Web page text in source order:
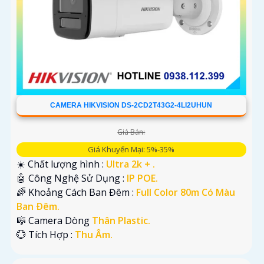
CAMERA HIKVISION DS-2CD2T43G2-4LI2UHUN
Giá Bán:
Giá Khuyến Mại: 5%-35%
☀️ Chất lượng hình : Ultra 2k + .
🤖️ Công Nghệ Sử Dụng : IP POE.
🌈 Khoảng Cách Ban Đêm : Full Color 80m Có Màu
Ban Ðêm.
🎼️ Camera Dòng Thân Plastic.
️💮 Tích Hợp : Thu Âm.